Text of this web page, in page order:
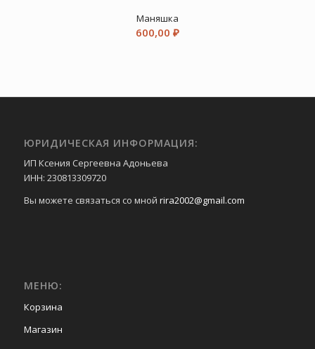
Маняшка
600,00 ₽
ЮРИДИЧЕСКАЯ ИНФОРМАЦИЯ:
ИП Ксения Сергеевна Адоньева
ИНН: 230813309720
Вы можете связаться со мной rira2002@gmail.com
МЕНЮ:
Корзина
Магазин